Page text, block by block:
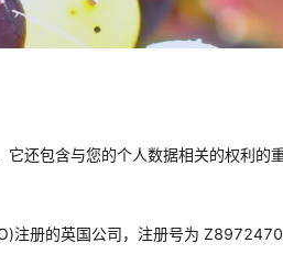
还包含与您的个人数据相关的权利的
注册的英国公司，注册号为 Z8972470